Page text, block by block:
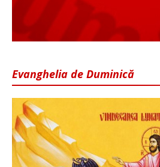
Evanghelia de Duminică